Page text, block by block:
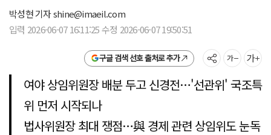
박성현 기자shine@imaeil.com
입력 2026-06-07 16:11:25 수정 2026-06-07 19:50:51
구글 검색 선호 출처로 추가
여야 상임위원장 배분 두고 신경전…'선관위' 국조특
위 먼저 시작되나
법사위원장 최대 쟁점…與 경제 관련 상임위도 눈독